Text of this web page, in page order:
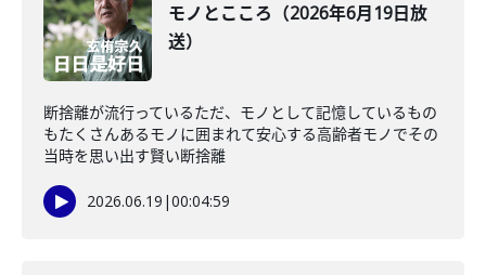
モノとこころ（2026年6月19日放
送）
断捨離が流行っているただ、モノとして記憶しているもの
もたくさんあるモノに囲まれて安心する高齢者モノでその
当時を思い出す賢い断捨離
2026.06.19 |00:04:59